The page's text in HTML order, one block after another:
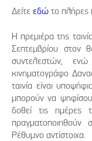
Δείτε εδώ το πλήρες
Η πρεμιέρα της
Σεπτεμβρίου στον
συντελεστών,
κινηματογράφο
ταινία είναι
μπορούν να
δοθεί τις ημέρες
Ρέθυμνο αντίστοιχα.